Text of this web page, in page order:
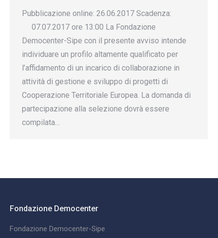
Pubblicazione online: 26.06.2017 Scadenza:
07.07.2017 ore 13:00 La Fondazione
Democenter-Sipe con il presente avviso intende
individuare un profilo altamente qualificato per
l’affidamento di un incarico di collaborazione in
attività di gestione e sviluppo di progetti di
Cooperazione Territoriale Europea. La domanda di
partecipazione alla selezione dovrà essere
compilata…
Fondazione Democenter
Fondazione Democenter-Sipe